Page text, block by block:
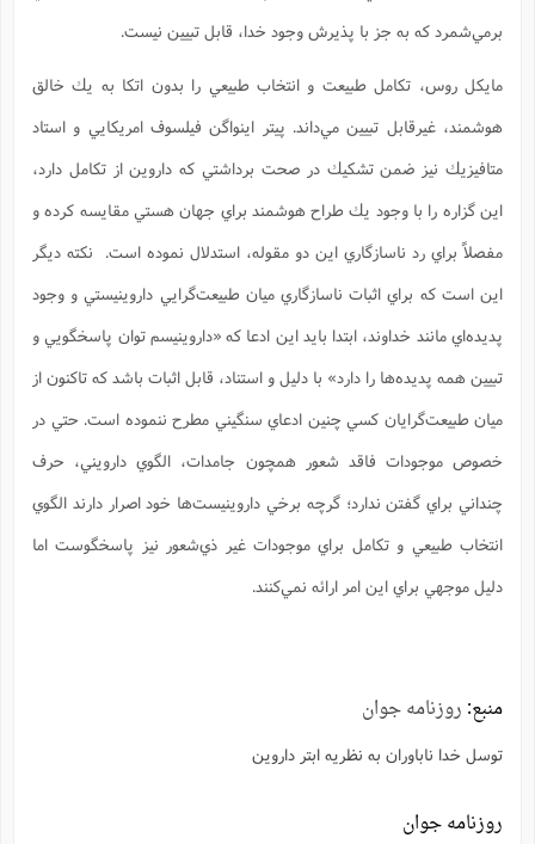
برمي‌شمرد كه به جز با پذيرش وجود خدا، قابل تبيين نيست.
مايكل روس، تكامل طبيعت و انتخاب طبيعي را بدون اتكا به يك خالق
هوشمند، غيرقابل تبيين مي‌داند. پيتر اينواگن فيلسوف امريكايي و استاد
متافيزيك نيز ضمن تشكيك در صحت برداشتي كه داروين از تكامل دارد،
اين گزاره را با وجود يك طراح هوشمند براي جهان هستي مقايسه كرده و
مفصلاً براي رد ناسازگاري اين دو مقوله، استدلال نموده است. نكته ديگر
اين است كه براي اثبات ناسازگاري ميان طبيعت‌گرايي داروينيستي و وجود
پديده‌اي مانند خداوند، ابتدا بايد اين ادعا كه «داروينيسم توان پاسخگويي و
تبيين همه پديده‌ها را دارد» با دليل و استناد، قابل اثبات باشد كه تاكنون از
ميان طبيعت‌گرايان كسي چنين ادعاي سنگيني مطرح ننموده است. حتي در
خصوص موجودات فاقد شعور همچون جامدات، الگوي دارويني، حرف
چنداني براي گفتن ندارد؛ گرچه برخي داروينيست‌ها خود اصرار دارند الگوي
انتخاب طبيعي و تكامل براي موجودات غير ذي‌شعور نيز پاسخگوست اما
دليل موجهي براي اين امر ارائه نمي‌كنند.
منبع: روزنامه جوان
توسل خدا ناباوران به نظريه ابتر داروين
روزنامه جوان